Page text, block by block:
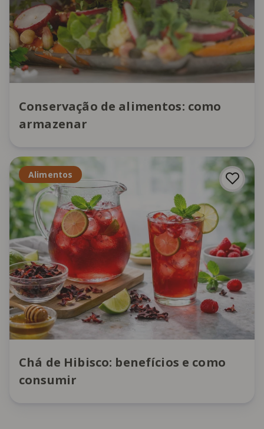
Conservação de alimentos: como
armazenar
Alimentos
Chá de Hibisco: benefícios e como
consumir